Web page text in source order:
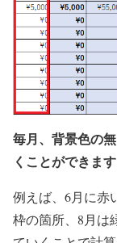
毎月、背景色の
くことができます
例えば、6月に赤
枠の箇所、8月は